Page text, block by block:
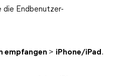
die Endbenutzer-
empfangen > iPhone/iPad.